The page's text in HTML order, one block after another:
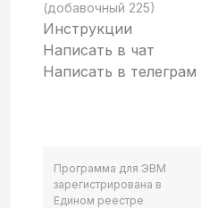
(добавочный 225)
Инструкции
Написать в чат
Написать в телеграм
Программа для ЭВМ
зарегистрирована в
Едином реестре